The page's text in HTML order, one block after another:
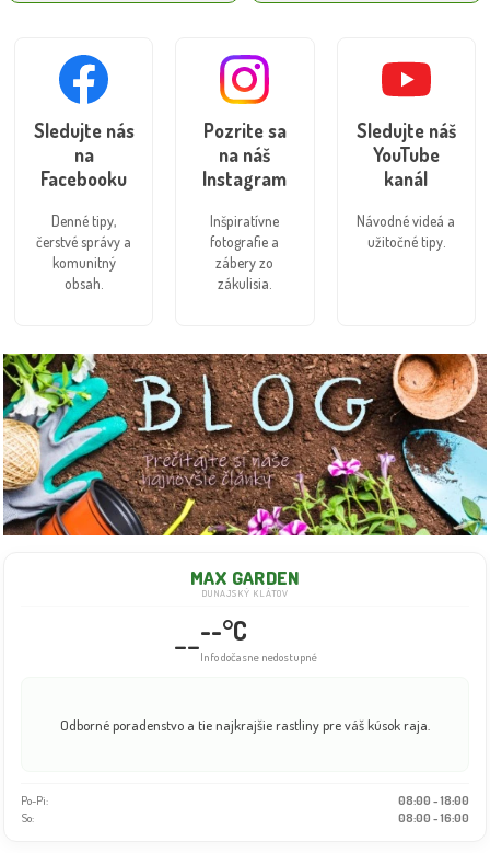
MAX GARDEN
DUNAJSKÝ KLÁTOV
----°C
Info dočasne nedostupné
Odborné poradenstvo a tie najkrajšie rastliny pre váš kúsok raja.
Po-Pi:
OTVÁRAME: 08:00
So:
08:00 - 16:00
Sledujte nás
na
Facebooku
Denné tipy,
čerstvé správy a
komunitný
obsah.
Pozrite sa
na náš
Instagram
Inšpiratívne
fotografie a
zábery zo
zákulisia.
Sledujte náš
YouTube
kanál
Návodné videá a
užitočné tipy.